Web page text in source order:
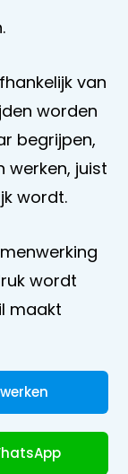
van
worden
begrijpen,
werken, juist
wordt.
wordt
maakt